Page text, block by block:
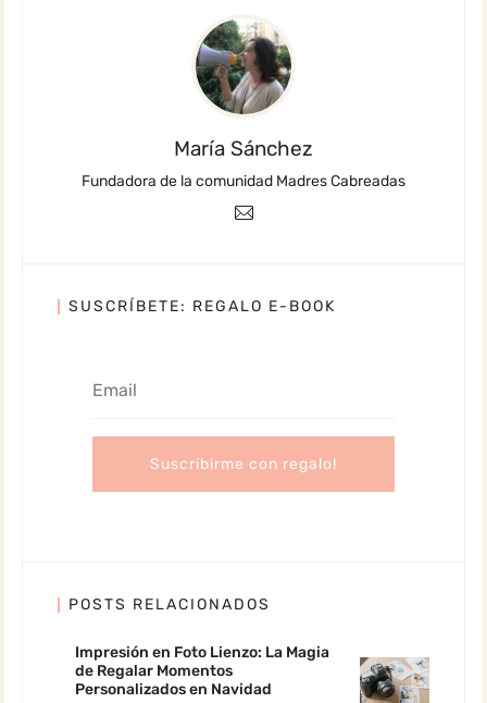
María Sánchez
Fundadora de la comunidad Madres Cabreadas
SUSCRÍBETE: REGALO E-BOOK
POSTS RELACIONADOS
Impresión en Foto Lienzo: La Magia
de Regalar Momentos
Personalizados en Navidad